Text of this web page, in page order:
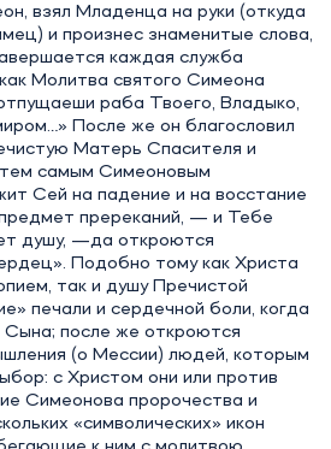
взял Младенца на руки (откуда
и произнес знаменитые слова,
каждая служба
Молитва святого Симеона
раба Твоего, Владыко,
После же он благословил
Матерь Спасителя и
самым Симеоновым
Сей на падение и на восстание
пререканий, — и Тебе
душу, —да откроются
Подобно тому как Христа
так и душу Пречистой
печали и сердечной боли, когда
после же откроются
(о Мессии) людей, которым
с Христом они или против
Симеонова пророчества и
«символических» икон